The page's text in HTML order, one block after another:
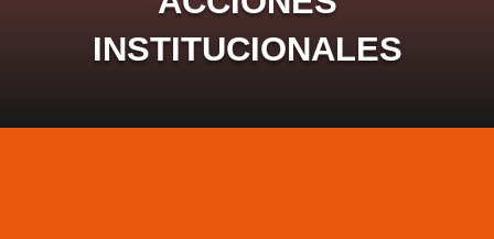
INSTITUCIONALES